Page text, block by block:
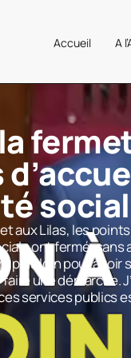
Accueil A
aux Lilas, les
ont fermé,
plus loin pour avoir
une démarche.
services publics